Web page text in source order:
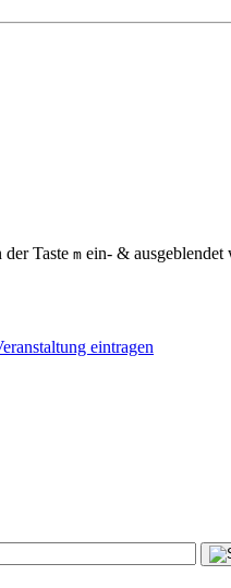
Taste m ein- & ausgeblendet
eintragen